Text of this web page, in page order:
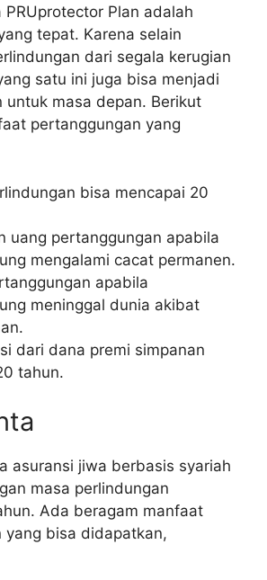
PRUprotector Plan adalah
tepat. Karena selain
dari segala kerugian
satu ini juga bisa menjadi
untuk masa depan. Berikut
pertanggungan yang
bisa mencapai 20
uang pertanggungan apabila
mengalami cacat permanen.
apabila
meninggal dunia akibat
dari dana premi simpanan
tahun.
asuransi jiwa berbasis syariah
masa perlindungan
Ada beragam manfaat
yang bisa didapatkan,